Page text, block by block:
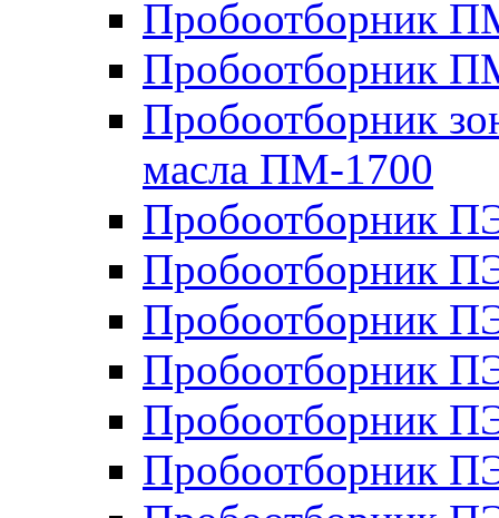
Пробоотборник
Пробоотборник
Пробоотборник
масла ПМ-1700
Пробоотборник
Пробоотборник
Пробоотборник
Пробоотборник
Пробоотборник
Пробоотборник